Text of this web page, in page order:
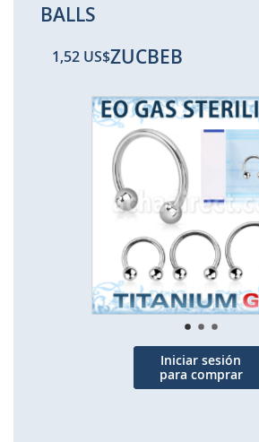
BALLS
1,52 US$ZUCBEB
Saltar
al
galería
de
imágenes
Iniciar sesión
para comprar